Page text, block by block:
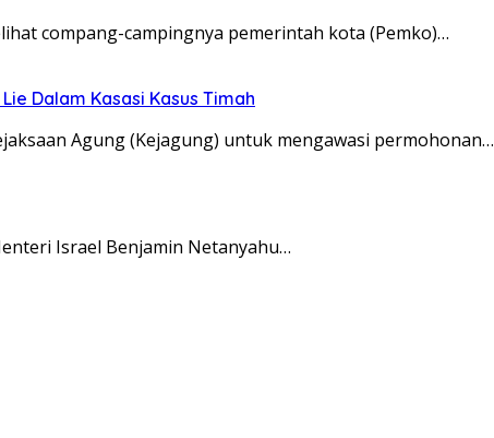
compang-campingnya pemerintah kota (Pemko)…
Dalam Kasasi Kasus Timah
Agung (Kejagung) untuk mengawasi permohonan…
Israel Benjamin Netanyahu…